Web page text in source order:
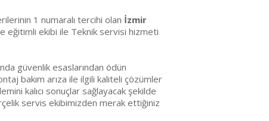
1 numaralı tercihi olan İzmir
eğitimli ekibi ile Teknik servisi hizmeti
güvenlik esaslarından ödün
bakım arıza ile ilgili kaliteli çözümler
kalıcı sonuçlar sağlayacak şekilde
servis ekibimizden merak ettiğiniz